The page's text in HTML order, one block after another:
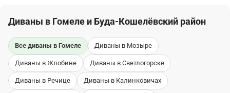
Диваны в Гомеле и Буда-Кошелёвский район
Все диваны в Гомеле Диваны в Мозыре
Диваны в Жлобине Диваны в Светлогорске
Диваны в Речице Диваны в Калинковичах